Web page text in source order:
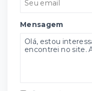
Mensagem